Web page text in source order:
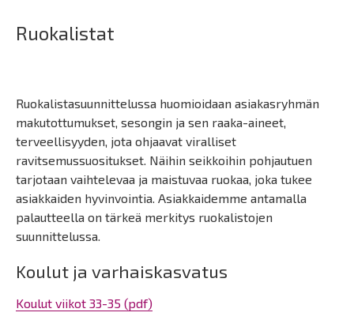
Ruokalistat
Ruokalistasuunnittelussa huomioidaan asiakasryhmän
makutottumukset, sesongin ja sen raaka-aineet,
terveellisyyden, jota ohjaavat viralliset
ravitsemussuositukset. Näihin seikkoihin pohjautuen
tarjotaan vaihtelevaa ja maistuvaa ruokaa, joka tukee
asiakkaiden hyvinvointia. Asiakkaidemme antamalla
palautteella on tärkeä merkitys ruokalistojen
suunnittelussa.
Koulut ja varhaiskasvatus
Koulut viikot 33-35 (pdf)